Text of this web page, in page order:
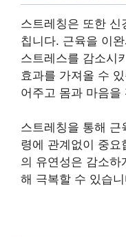
스트레칭은 또한 신
칩니다. 근육을 이
스트레스를 감소시
효과를 가져올 수
어주고 몸과 마음을
스트레칭을 통해 근
령에 관계없이 중요
의 유연성은 감소
해 극복할 수 있습